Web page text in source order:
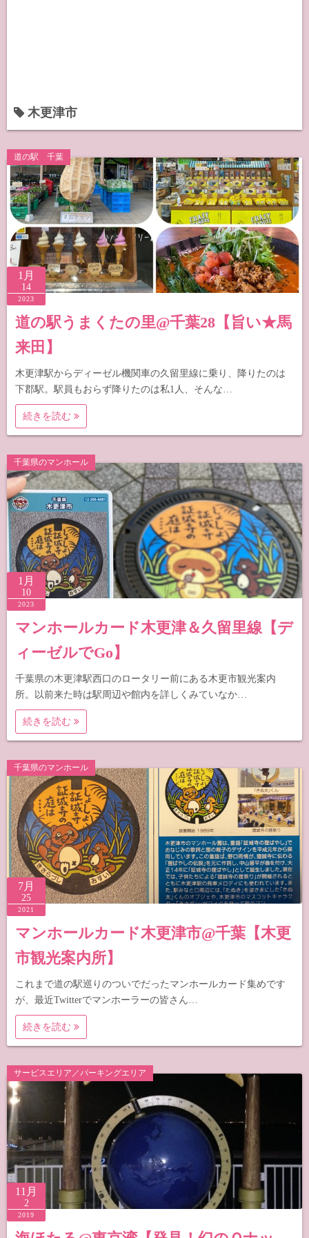
木更津市
道の駅 千葉
1月
14
2023
道の駅うまくたの里@千葉28【旨い★馬
来田】
木更津駅からディーゼル機関車の久留里線に乗り、降りたのは
下郡駅。駅員もおらず降りたのは私1人、そんな…
続きを読む
千葉県のマンホール
1月
10
2023
マンホールカード木更津＆久留里線【デ
ィーゼルでGo】
千葉県の木更津駅西口のロータリー前にある木更市観光案内
所。以前来た時は駅周辺や館内を詳しくみていなか…
続きを読む
千葉県のマンホール
7月
25
2021
マンホールカード木更津市@千葉【木更
市観光案内所】
これまで道の駅巡りのついでだったマンホールカード集めです
が、最近Twitterでマンホーラーの皆さん…
続きを読む
サービスエリア／パーキングエリア
11月
2
2019